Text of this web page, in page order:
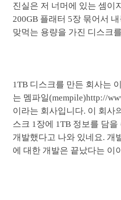
진실은 저 너머에 있는 셈이
200GB 플래터 5장 묶어서
맞먹는 용량을 가진 디스크
1TB 디스크를 만든 회사는
는 멤파일(mempile)http://
이라는 회사입니다. 이 회사
스크 1장에 1TB 정보를 담
개발했다고 나와 있네요. 개
에 대한 개발은 끝났다는 이